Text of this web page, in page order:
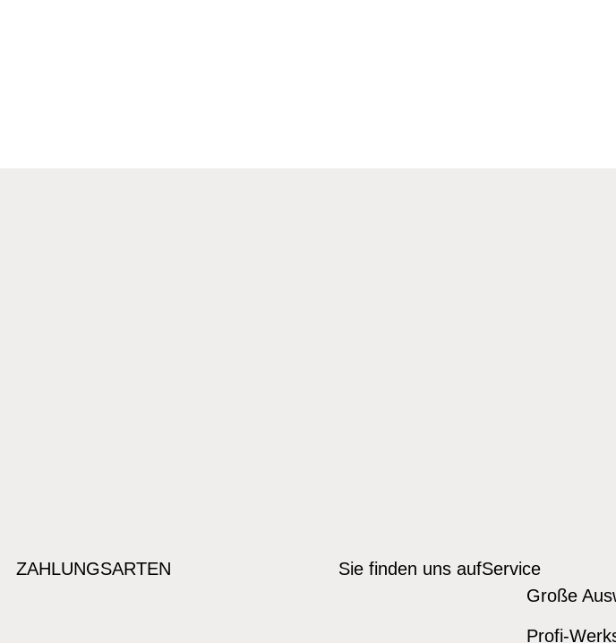
ZAHLUNGSARTEN Sie finden uns aufService
Große
Profi-